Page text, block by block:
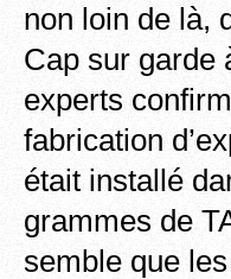
non loin de là,
Cap sur garde
experts
fabrication
était installé
grammes de
semble que